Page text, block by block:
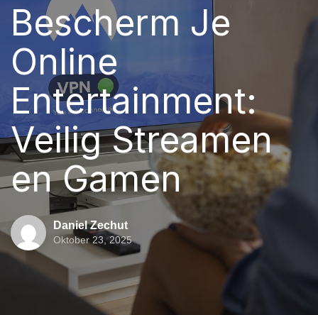
Bescherm Je
Online
Entertainment:
Veilig Streamen
en Gamen
Daniel Zechut
Oktober 23, 2025